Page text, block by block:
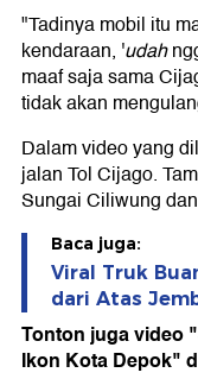
"Tadinya mobil itu
kendaraan, 'udah
maaf saja sama
tidak akan
Dalam video yang
jalan Tol Cijago.
Sungai Ciliwung
Baca juga:
Viral Truk
dari Atas
Tonton juga video
Ikon Kota Depok"